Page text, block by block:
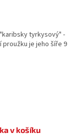
tyrkysový" -
proužku je jeho šíře 9
v košíku